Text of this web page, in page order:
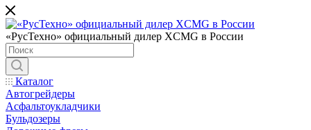
«РусТехно» официальный дилер XCMG в России
Каталог
Автогрейдеры
Асфальтоукладчики
Бульдозеры